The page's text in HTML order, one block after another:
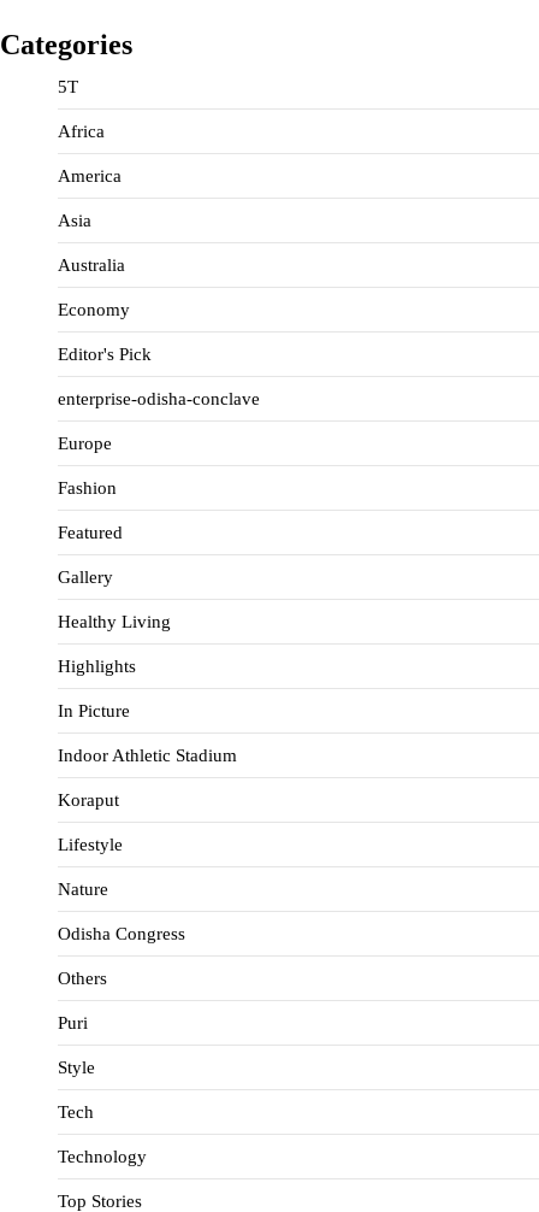
Categories
5T
Africa
America
Asia
Australia
Economy
Editor's Pick
enterprise-odisha-conclave
Europe
Fashion
Featured
Gallery
Healthy Living
Highlights
In Picture
Indoor Athletic Stadium
Koraput
Lifestyle
Nature
Odisha Congress
Others
Puri
Style
Tech
Technology
Top Stories